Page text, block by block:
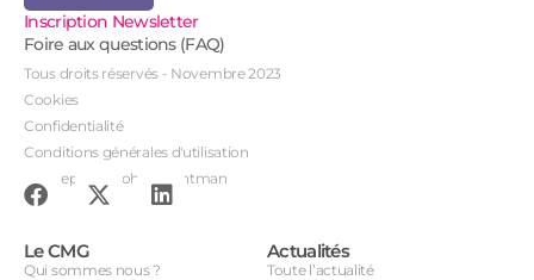
Inscription Newsletter
Foire aux questions (FAQ)
Tous droits réservés - Novembre 2023
Cookies
Confidentialité
Conditions générales d'utilisation
Conception : John Brightman
Le CMG
Qui sommes nous ?
Actualités
Toute l’actualité